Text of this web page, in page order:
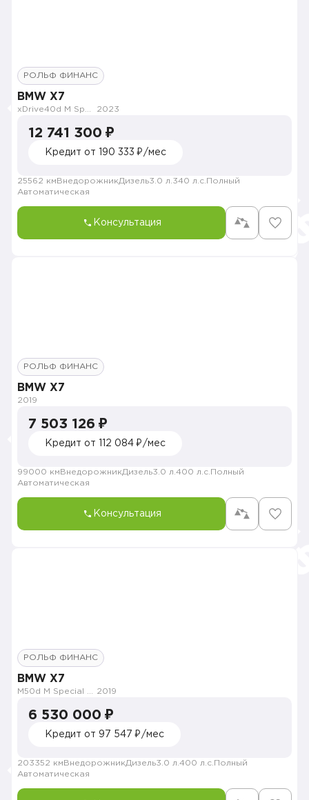
РОЛЬФ ФИНАНС
BMW X7
2023
12 741 300 ₽
Кредит от 190 333 ₽/мес
25562 км ВнедорожникДизель3.0 л. 340 л.с. Полный
Автоматическая
Консультация
РОЛЬФ ФИНАНС
BMW X7
2019
7 503 126 ₽
Кредит от 112 084 ₽/мес
99000 км ВнедорожникДизель3.0 л. 400 л.с. Полный
Автоматическая
Консультация
РОЛЬФ ФИНАНС
BMW X7
2019
6 530 000 ₽
Кредит от 97 547 ₽/мес
203352 км ВнедорожникДизель3.0 л. 400 л.с. Полный
Автоматическая